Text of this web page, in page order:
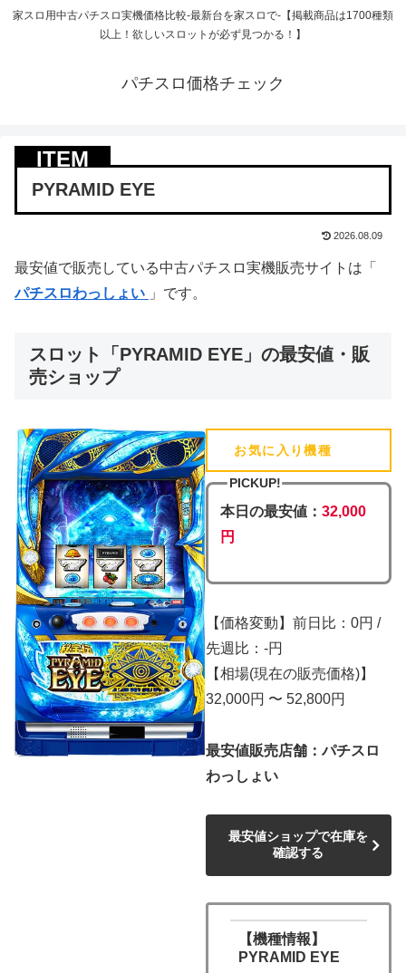
家スロ用中古パチスロ実機価格比較-最新台を家スロで-【掲載商品は1700種類
以上！欲しいスロットが必ず見つかる！】
パチスロ価格チェック
PYRAMID EYE
2026.08.09
最安値で販売している中古パチスロ実機販売サイトは「
パチスロわっしょい 」です。
スロット「PYRAMID EYE」の最安値・販
売ショップ
お気に入り機種
PICKUP!
本日の最安値： 32,000
円
【価格変動】前日比：0円 /
先週比：-円
【相場(現在の販売価格)】
32,000円 〜 52,800円
最安値販売店舗：パチスロ
わっしょい
最安値ショップで在庫を
確認する
【機種情報】
PYRAMID EYE